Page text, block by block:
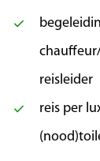
Een vrije
het
vol oude
reisleider
reis per